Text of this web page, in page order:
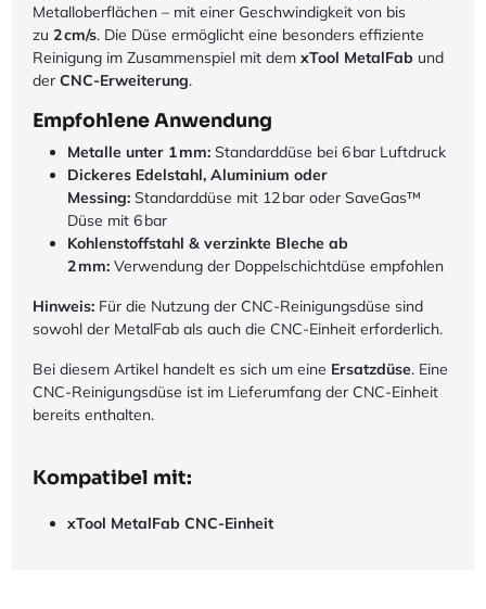
Metalloberflächen – mit einer Geschwindigkeit von bis
zu 2 cm/s. Die Düse ermöglicht eine besonders effiziente
Reinigung im Zusammenspiel mit dem xTool MetalFab und
der CNC-Erweiterung.
Empfohlene Anwendung
Metalle unter 1 mm: Standarddüse bei 6 bar Luftdruck
Dickeres Edelstahl, Aluminium oder
Messing: Standarddüse mit 12 bar oder SaveGas™
Düse mit 6 bar
Kohlenstoffstahl & verzinkte Bleche ab
2 mm: Verwendung der Doppelschichtdüse empfohlen
Hinweis: Für die Nutzung der CNC-Reinigungsdüse sind
sowohl der MetalFab als auch die CNC-Einheit erforderlich.
Bei diesem Artikel handelt es sich um eine Ersatzdüse. Eine
CNC-Reinigungsdüse ist im Lieferumfang der CNC-Einheit
bereits enthalten.
Kompatibel mit:
xTool MetalFab CNC-Einheit